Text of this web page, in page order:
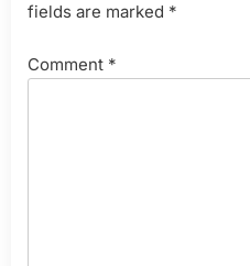
fields are marked *
Comment *